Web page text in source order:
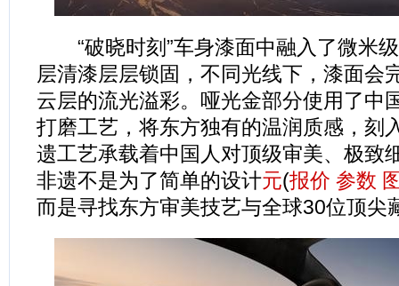
“破晓时刻”车身漆面中融入了微米
层清漆层层锁固，不同光线下，漆面会
云层的流光溢彩。哑光金部分使用了中
打磨工艺，将东方独有的温润质感，刻
遗工艺承载着中国人对顶级审美、极致
非遗不是为了简单的设计元(报价 参数
而是寻找东方审美技艺与全球30位顶尖